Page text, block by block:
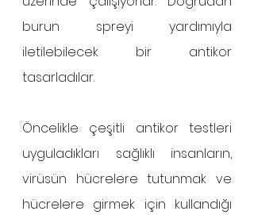
burun spreyi yardımıyla
iletilebilecek bir antikor
tasarladılar.
Öncelikle çeşitli antikor testleri
uyguladıkları sağlıklı insanların,
virüsün hücrelere tutunmak ve
hücrelere girmek için kullandığı